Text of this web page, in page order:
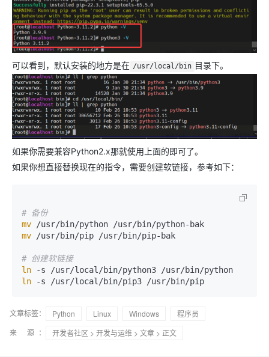
可以看到，默认安装的地方是在 /usr/local/bin 目录下。
如果你需要兼容Python2.x那就使用上面的即可了。
如果你想直接替换现在的指令，需要创建软链接，参考如下：
# 备份
mv
mv /usr/bin/pip /usr/bin/pip-bak
# 创建软链接
ln
ln -s /usr/local/bin/pip3 /usr/bin/pip
文章标签： Python Linux Windows
程序员
来 源：
开发者社区 > 开发与运维 > 文章 > 正文